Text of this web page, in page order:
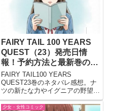
FAIRY TAIL 100 YEARS
QUEST（23）発売日情
報！予約方法と最新巻の見
どころまとめ
FAIRY TAIL100 YEARS
QUEST23巻のネタバレ感想。ナ
ツの新たな力やイグニアの野望、
竜化の脅威など見どころを詳しく
解説します。
少女・女性コミック